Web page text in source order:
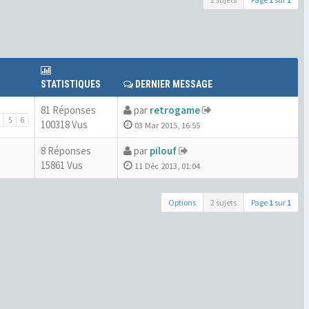
STATISTIQUES DERNIER MESSAGE
5 6
81 Réponses
100318 Vus
par retrogame
03 Mar 2015, 16:55
8 Réponses
15861 Vus
par pilouf
11 Déc 2013, 01:04
Options 2 sujets Page 1 sur 1